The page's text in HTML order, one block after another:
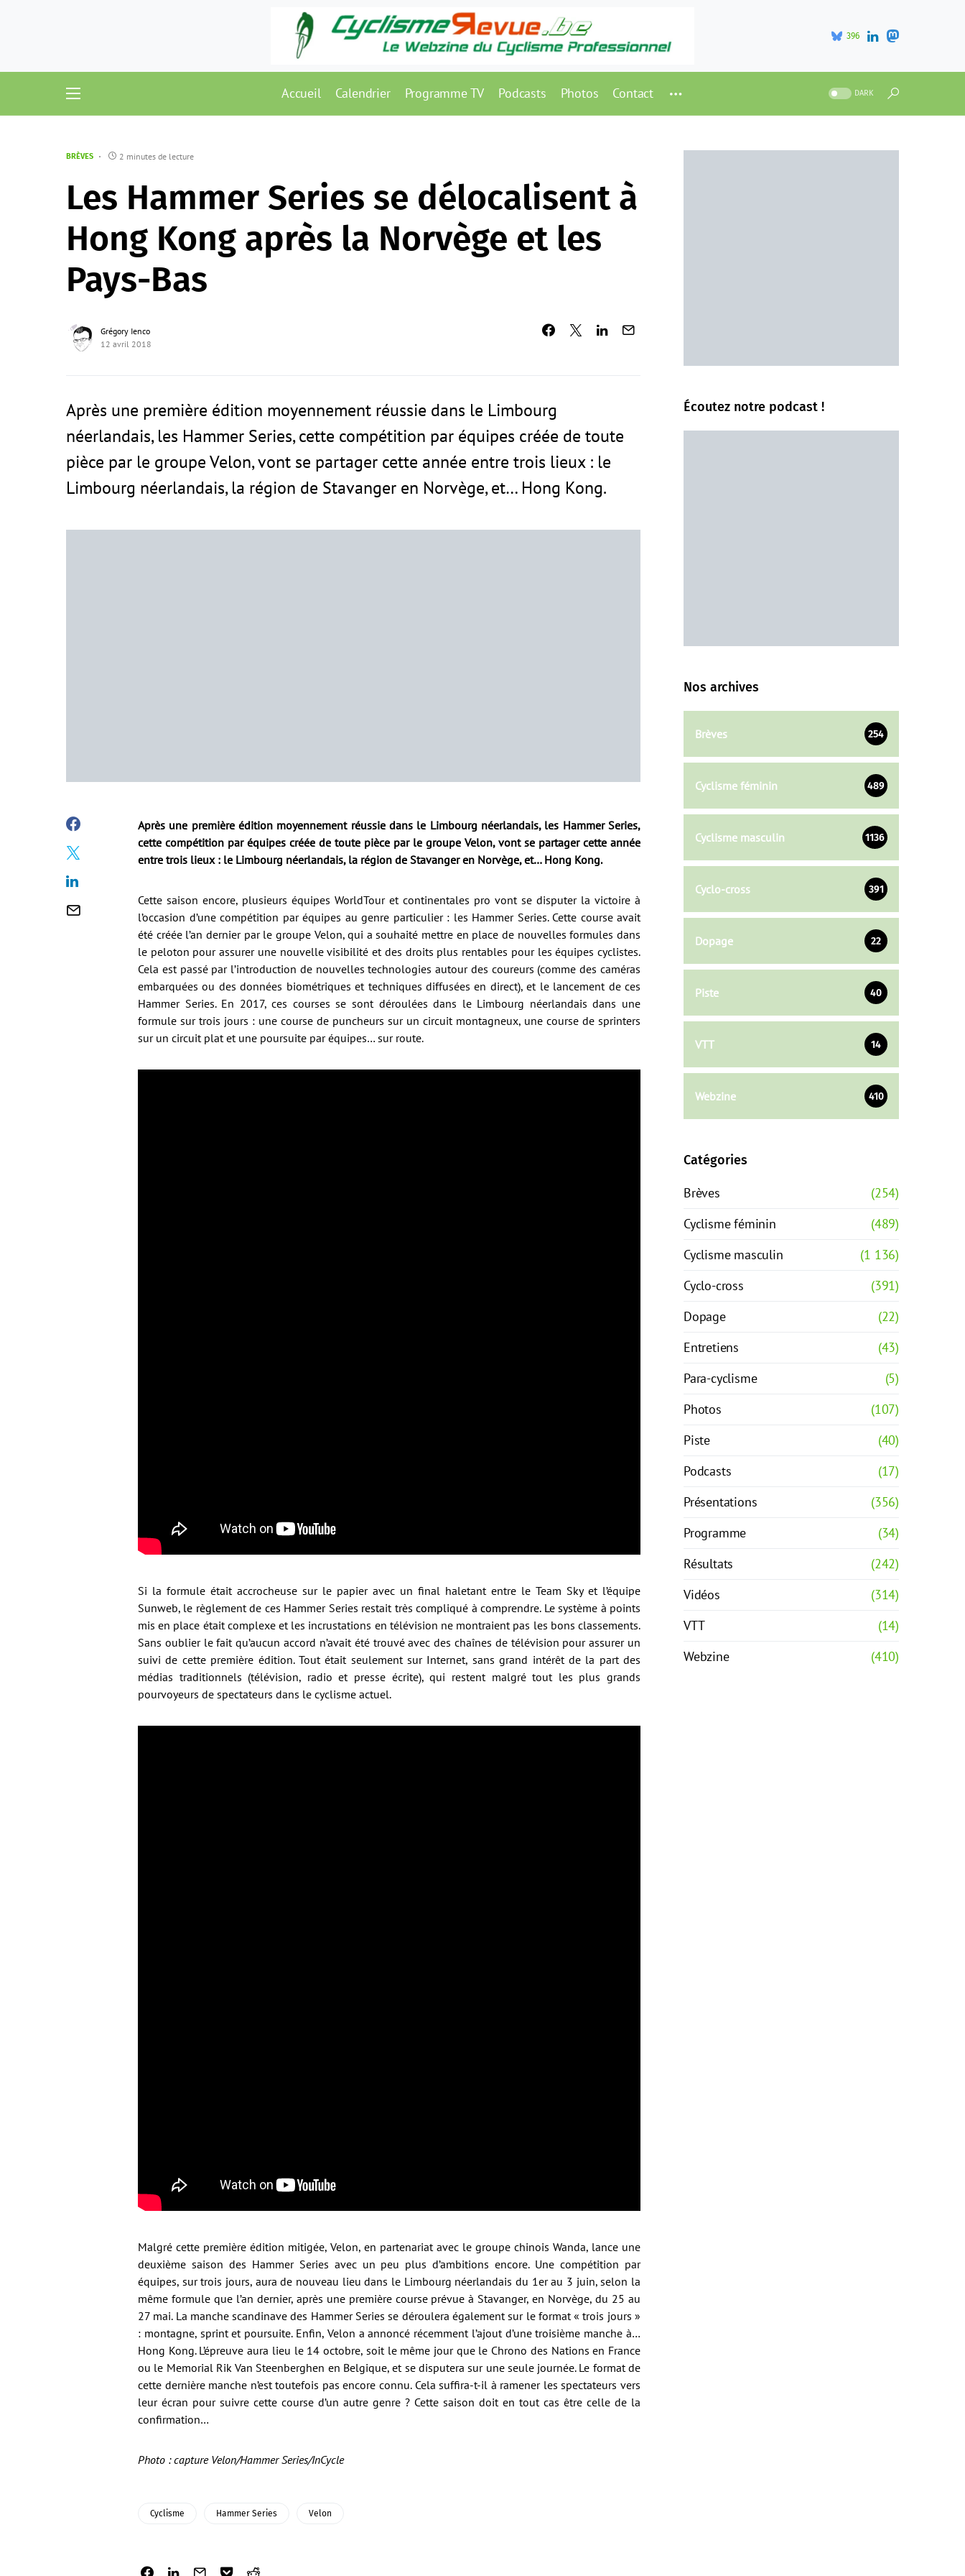
396
Accueil Calendrier Programme TV Podcasts Photos Contact DARK
BRÈVES 2 minutes de lecture
Les Hammer Series se délocalisent à
Hong Kong après la Norvège et les
Pays-Bas
Grégory Ienco
12 avril 2018
Après une première édition moyennement réussie dans le Limbourg
néerlandais, les Hammer Series, cette compétition par équipes créée de toute
pièce par le groupe Velon, vont se partager cette année entre trois lieux : le
Limbourg néerlandais, la région de Stavanger en Norvège, et… Hong Kong.
Après une première édition moyennement réussie dans le Limbourg néerlandais, les Hammer Series,
cette compétition par équipes créée de toute pièce par le groupe Velon, vont se partager cette année
entre trois lieux : le Limbourg néerlandais, la région de Stavanger en Norvège, et… Hong Kong.
Cette saison encore, plusieurs équipes WorldTour et continentales pro vont se disputer la victoire à
l’occasion d’une compétition par équipes au genre particulier : les Hammer Series. Cette course avait
été créée l’an dernier par le groupe Velon, qui a souhaité mettre en place de nouvelles formules dans
le peloton pour assurer une nouvelle visibilité et des droits plus rentables pour les équipes cyclistes.
Cela est passé par l’introduction de nouvelles technologies autour des coureurs (comme des caméras
embarquées ou des données biométriques et techniques diffusées en direct), et le lancement de ces
Hammer Series. En 2017, ces courses se sont déroulées dans le Limbourg néerlandais dans une
formule sur trois jours : une course de puncheurs sur un circuit montagneux, une course de sprinters
sur un circuit plat et une poursuite par équipes… sur route.
Si la formule était accrocheuse sur le papier avec un final haletant entre le Team Sky et l’équipe
Sunweb, le règlement de ces Hammer Series restait très compliqué à comprendre. Le système à points
mis en place était complexe et les incrustations en télévision ne montraient pas les bons classements.
Sans oublier le fait qu’aucun accord n’avait été trouvé avec des chaînes de télévision pour assurer un
suivi de cette première édition. Tout était seulement sur Internet, sans grand intérêt de la part des
médias traditionnels (télévision, radio et presse écrite), qui restent malgré tout les plus grands
pourvoyeurs de spectateurs dans le cyclisme actuel.
Malgré cette première édition mitigée, Velon, en partenariat avec le groupe chinois Wanda, lance une
deuxième saison des Hammer Series avec un peu plus d’ambitions encore. Une compétition par
équipes, sur trois jours, aura de nouveau lieu dans le Limbourg néerlandais du 1er au 3 juin, selon la
même formule que l’an dernier, après une première course prévue à Stavanger, en Norvège, du 25 au
27 mai. La manche scandinave des Hammer Series se déroulera également sur le format « trois jours »
: montagne, sprint et poursuite. Enfin, Velon a annoncé récemment l’ajout d’une troisième manche à…
Hong Kong. L’épreuve aura lieu le 14 octobre, soit le même jour que le Chrono des Nations en France
ou le Memorial Rik Van Steenberghen en Belgique, et se disputera sur une seule journée. Le format de
cette dernière manche n’est toutefois pas encore connu. Cela suffira-t-il à ramener les spectateurs vers
leur écran pour suivre cette course d’un autre genre ? Cette saison doit en tout cas être celle de la
confirmation…
Photo : capture Velon/Hammer Series/InCycle
Cyclisme Hammer Series Velon
Écoutez notre podcast !
Nos archives
Brèves 254
Cyclisme féminin 489
Cyclisme masculin 1136
Cyclo-cross 391
Dopage 22
Piste 40
VTT 14
Webzine 410
Catégories
Brèves
(254)
Cyclisme féminin
(489)
Cyclisme masculin
(1 136)
Cyclo-cross
(391)
Dopage
(22)
Entretiens
(43)
Para-cyclisme
(5)
Photos
(107)
Piste
(40)
Podcasts
(17)
Présentations
(356)
Programme
(34)
Résultats
(242)
Vidéos
(314)
VTT
(14)
Webzine
(410)